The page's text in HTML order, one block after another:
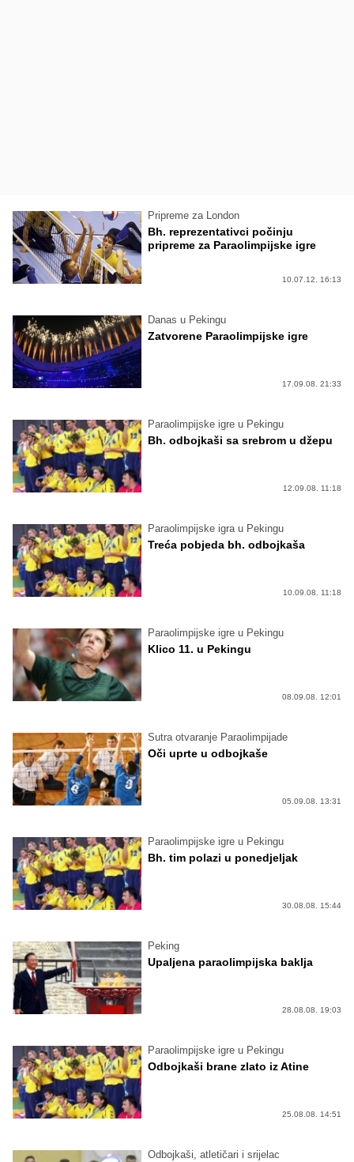
Pripreme za London
Bh. reprezentativci počinju
pripreme za Paraolimpijske igre
10.07.12. 16:13
Danas u Pekingu
Zatvorene Paraolimpijske igre
17.09.08. 21:33
Paraolimpijske igre u Pekingu
Bh. odbojkaši sa srebrom u džepu
12.09.08. 11:18
Paraolimpijske igra u Pekingu
Treća pobjeda bh. odbojkaša
10.09.08. 11:18
Paraolimpijske igre u Pekingu
Klico 11. u Pekingu
08.09.08. 12:01
Sutra otvaranje Paraolimpijade
Oči uprte u odbojkaše
05.09.08. 13:31
Paraolimpijske igre u Pekingu
Bh. tim polazi u ponedjeljak
30.08.08. 15:44
Peking
Upaljena paraolimpijska baklja
28.08.08. 19:03
Paraolimpijske igre u Pekingu
Odbojkaši brane zlato iz Atine
25.08.08. 14:51
Odbojkaši, atletičari i srijelac